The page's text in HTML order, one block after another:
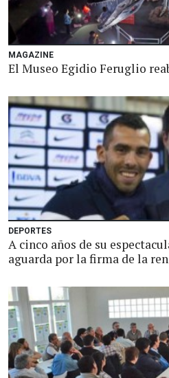
MAGAZINE
El Museo Egidio Feruglio
DEPORTES
A cinco años de su
aguarda por la firma de la